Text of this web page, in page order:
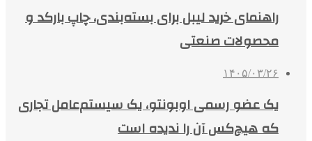
راهنمای خرید لیبل برای بسته‌بندی، چاپ بارکد و
محصولات صنعتی
۱۴۰۵/۰۳/۲۶
یک عضو رسمی اوبونتو، یک سیستم‌عامل تجاری
که هیچ‌کس آن را ندیده است